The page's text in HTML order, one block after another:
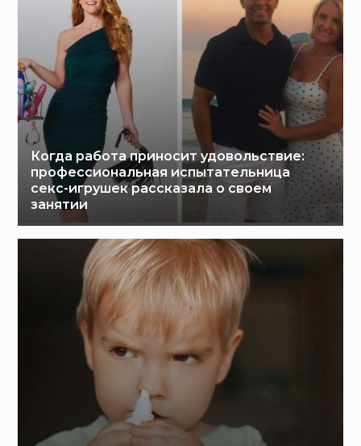
Когда работа приносит удовольствие:
профессиональная испытательница
секс-игрушек рассказала о своем
занятии